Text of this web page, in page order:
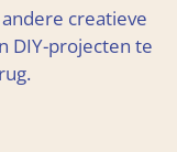
creatieve
DIY-projecten te